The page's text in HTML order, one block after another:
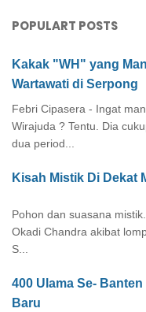
POPULART POSTS
Kakak "WH" yang
Wartawati di Serpong
Febri Cipasera - Ingat
Wirajuda ? Tentu. Dia
dua period...
Kisah Mistik Di Dekat
Pohon dan suasana
Okadi Chandra akibat
S...
400 Ulama Se-
Baru